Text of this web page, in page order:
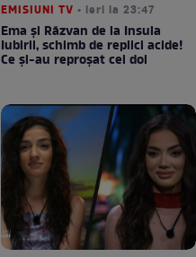
EMISIUNI TV • ieri la 23:47
Ema și Răzvan de la Insula
Iubirii, schimb de replici acide!
Ce și-au reproșat cei doi